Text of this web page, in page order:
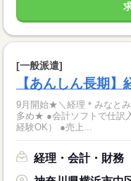
[一般派遣]
【あんしん長期
9月開始★＼経理＊みなと
多め★ ●会計ソフトで仕訳
経験OK） ●売上...
経理・会計・財務